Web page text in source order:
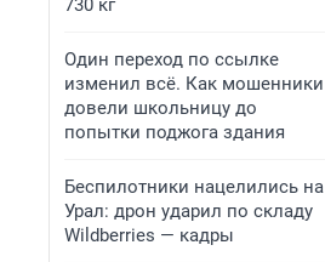
730 кг
Один переход по ссылке
изменил всё. Как мошенники
довели школьницу до
попытки поджога здания
Беспилотники нацелились на
Урал: дрон ударил по складу
Wildberries — кадры